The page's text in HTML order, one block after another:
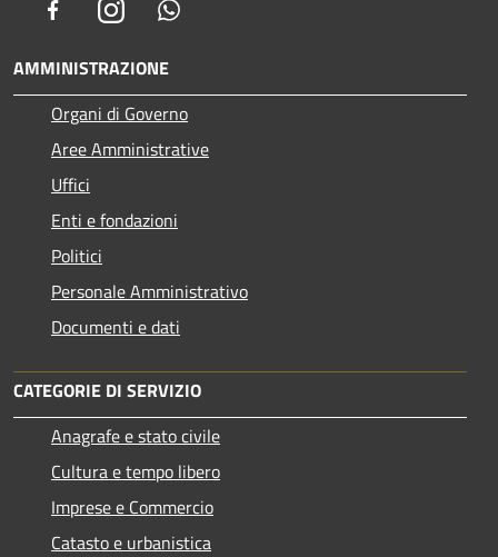
FacebookInstagram
AMMINISTRAZIONE
Organi di Governo
Aree Amministrative
Uffici
Enti e fondazioni
Politici
Personale Amministrativo
Documenti e dati
CATEGORIE DI SERVIZIO
Anagrafe e stato civile
Cultura e tempo libero
Imprese e Commercio
Catasto e urbanistica